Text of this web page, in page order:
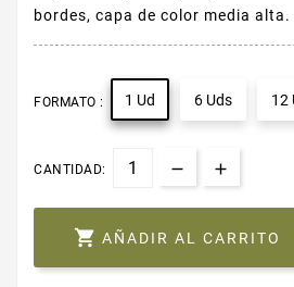
bordes, capa de color media alta.
FORMATO : 1 Ud 6 Uds 12
CANTIDAD:
 AÑADIR AL CARRITO